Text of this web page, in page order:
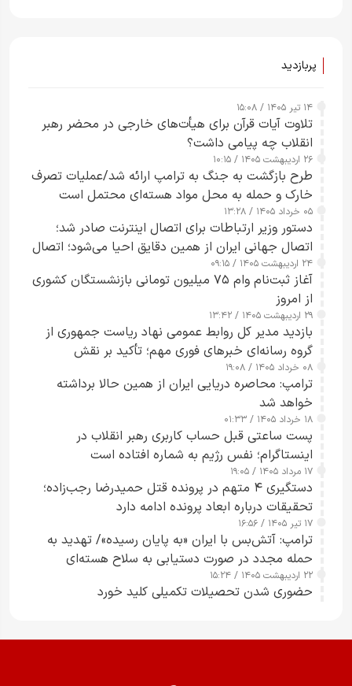
پربازدید
۱۴ تیر ۱۴۰۵ / ۱۵:۰۸
تلاوت آیات قرآن برای هیأت‌های خارجی در محضر رهبر
انقلاب چه پیامی داشت؟
۲۶ اردیبهشت ۱۴۰۵ / ۱۰:۱۵
طرح‌ بازگشت به جنگ به ترامپ ارائه شد/عملیات تصرف
خارک و حمله به محل مواد هسته‌ای محتمل است
۰۵ خرداد ۱۴۰۵ / ۱۳:۲۸
دستور وزیر ارتباطات برای اتصال اینترنت صادر شد؛
اتصال جهانی ایران از همین دقایق احیا می‌شود؛ اتصال
کامل مردم تا ۲۴ ساعت آینده
۲۴ اردیبهشت ۱۴۰۵ / ۰۹:۱۵
آغاز ثبت‌نام وام ۷۵ میلیون تومانی بازنشستگان کشوری
از امروز
۲۹ اردیبهشت ۱۴۰۵ / ۱۳:۴۲
بازدید مدیر کل روابط عمومی نهاد ریاست جمهوری از
گروه رسانه‌ای خبرهای فوری مهم؛ تأکید بر نقش
رسانه‌های هوشمند و مسئول در ارتقای آگاهی عمومی
۰۸ خرداد ۱۴۰۵ / ۱۹:۰۸
ترامپ: محاصره دریایی ایران از همین حالا برداشته
خواهد شد
۱۸ خرداد ۱۴۰۵ / ۰۱:۳۳
پست ساعتی قبل حساب کاربری رهبر انقلاب در
اینستاگرام؛ نفس رژیم به شماره افتاده است​
۱۷ مرداد ۱۴۰۵ / ۱۹:۰۵
دستگیری ۴ متهم در پرونده قتل حمیدرضا رجب‌زاده؛
تحقیقات درباره ابعاد پرونده ادامه دارد
۱۷ تیر ۱۴۰۵ / ۱۶:۵۶
ترامپ: آتش‌بس با ایران «به پایان رسیده»/ تهدید به
حمله مجدد در صورت دستیابی به سلاح هسته‌ای
۲۲ اردیبهشت ۱۴۰۵ / ۱۵:۲۴
حضوری شدن تحصیلات تکمیلی کلید خورد